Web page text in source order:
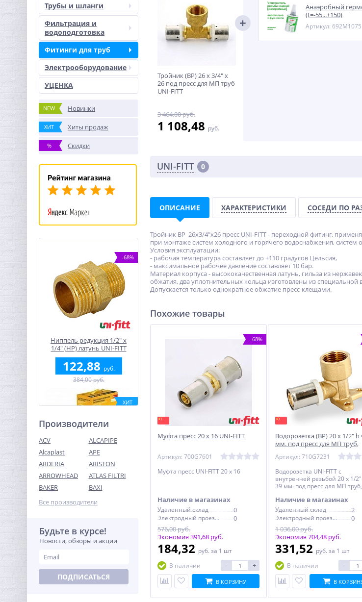
Трубы и шланги
Фильтрация и
водоподготовка
Фитинги для труб
Электрооборудование
УЦЕНКА
NEW Новинки
ХИТ Хиты продаж
% Скидки
-68%
Ниппель редукция 1/2" x
1/4" (НР) латунь UNI-FITT
122,88 руб.
384,00 руб.
ХИТ
Система контроля
протечек Neptun Bugatti
Base 1/2"
22 548,80
Производители
ACV
ALCAPIPE
Alcaplast
APE
ARDERIA
ARISTON
ARROWHEAD
ATLAS FILTRI
BAKER
BAXI
Все производители
Будьте в курсе!
Новости, обзоры и акции
ПОДПИСАТЬСЯ
Тройник (ВР) 26 x 3/4" x
26 под пресс для МП труб
UNI-FITT
3 464,00 руб.
1 108,48 руб.
Анаэробный
(t=-55...+150)
Артикул: 692M1075
UNI-FITT 0
ОПИСАНИЕ ХАРАКТЕРИСТИКИ СОСЕДИ ПО
Тройник ВP 26х3/4"х26 пресс UNI-FITT - переходной фитинг,
при монтаже систем холодного и горячего водоснабжения, систем
Условия эксплуатации:
- рабочая температура составляет до +110 градусов Цельсия,
- максимальное рабочее давление составляет 10 бар.
Материал корпуса - высококачественная латунь, гильза из
обжатия, два уплотнительных кольца изготовлены из специальной
Допускается только однократное обжатие пресс-клещами.
Похожие товары
-68%
Муфта пресс 20 х 16 UNI-FITT
Артикул: 700G7601
Муфта пресс UNI-FITT 20 х 16
Наличие в магазинах
Удаленный склад 0
Электродный проезд, 6с1
0
576,00 руб.
Экономия 391,68 руб.
184,32 руб. за 1 шт
В наличии
- +
В КОРЗИНУ
Водорозетка (ВР) 20 х 1/2" h
мм. под пресс для МП труб,
латунь UNI-FITT (710G7231)
Артикул: 710G7231
Водорозетка UNI-FITT с
внутренней резьбой 20 х 1/2"
39 мм. под пресс для МП труб,
Наличие в магазинах
Удаленный склад 2
Электродный проезд, 6с1
0
1 036,00 руб.
Экономия 704,48 руб.
331,52 руб. за 1 шт
В наличии
-
В